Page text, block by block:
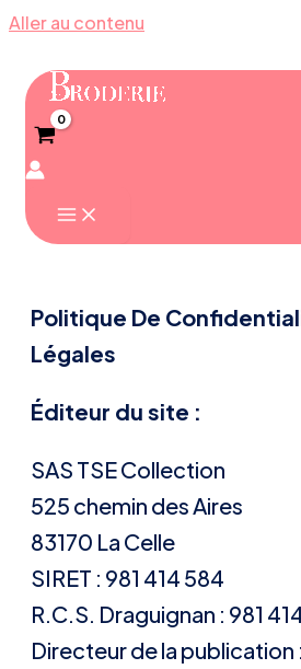
Aller au contenu
Politique De
Légales
Éditeur du site :
SAS TSE Collection
525 chemin des Aires
83170 La Celle
SIRET : 981 414 584
R.C.S. Draguignan : 981
Directeur de la publication